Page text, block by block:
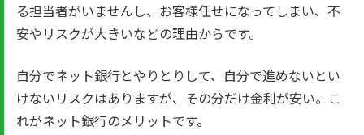
る担当者がいませんし、お客様任せになってしまい、不
安やリスクが大きいなどの理由からです。
自分でネット銀行とやりとりして、自分で進めないとい
けないリスクはありますが、その分だけ金利が安い。こ
れがネット銀行のメリットです。